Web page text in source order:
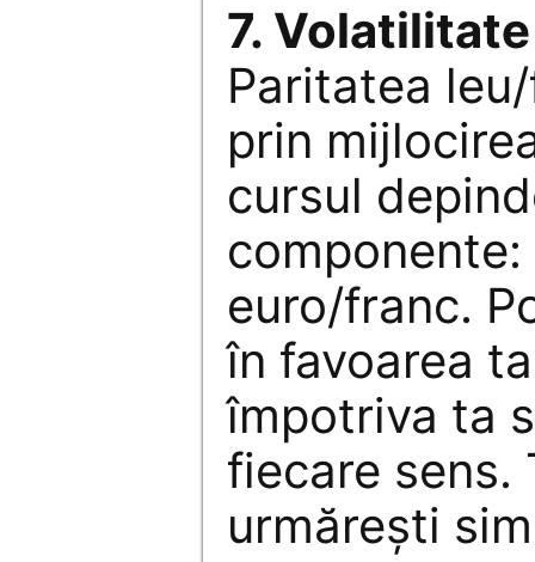
7. Volatilitate
Paritatea
prin
cursul
euro/franc.
în favoarea
împotriva ta
fiecare sens.
urmăreşti